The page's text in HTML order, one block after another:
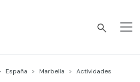
España Marbella Actividades